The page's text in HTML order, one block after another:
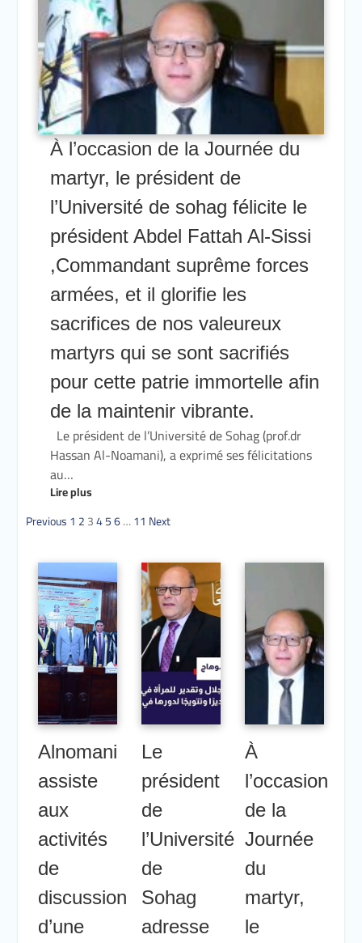
À l’occasion de la Journée du
martyr, le président de
l’Université de sohag félicite le
président Abdel Fattah Al-Sissi
,Commandant suprême forces
armées, et il glorifie les
sacrifices de nos valeureux
martyrs qui se sont sacrifiés
pour cette patrie immortelle afin
de la maintenir vibrante.
Le président de l’Université de Sohag (prof.dr
Hassan Al-Noamani), a exprimé ses félicitations
au…
Lire plus
Previous1 23456…11 Next
Alnomani
assiste
aux
activités
de
discussion
d’une
Le
président
de
l’Université
de
Sohag
adresse
À
l’occasion
de la
Journée
du
martyr,
le